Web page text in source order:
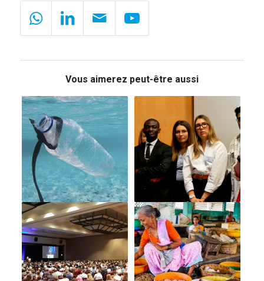
Vous aimerez peut-être aussi